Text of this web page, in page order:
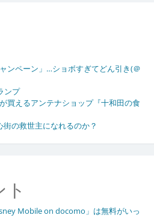
ンペーン」…ショボすぎてどん引き(＠
ンプ
買えるアンテナショップ『十和田の食
の救世主になれるのか？
Mobile on docomo」は無料がいっ